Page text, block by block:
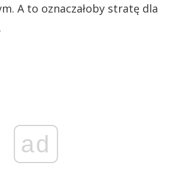
A to oznaczałoby stratę dla
ad